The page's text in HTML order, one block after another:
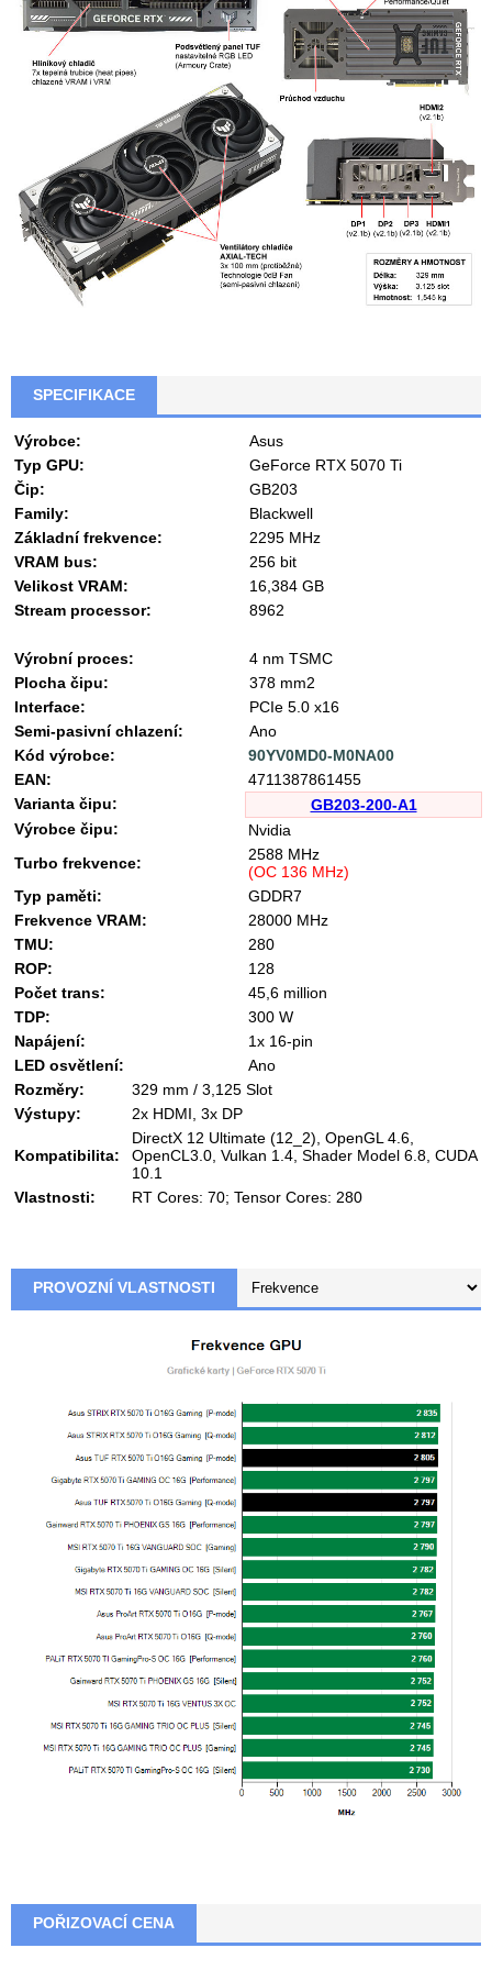
SPECIFIKACE
Výrobce:
Asus
Typ GPU:
GeForce RTX 5070 Ti
Čip:
GB203
Family:
Blackwell
Základní frekvence:
2295 MHz
VRAM bus:
256 bit
Velikost VRAM:
16,384 GB
Stream processor:
8962
Výrobní proces:
4 nm TSMC
Plocha čipu:
378 mm2
Interface:
PCIe 5.0 x16
Semi-pasivní chlazení:
Ano
Kód výrobce:
90YV0MD0-M0NA00
EAN:
4711387861455
Varianta čipu:
GB203-200-A1
Výrobce čipu:
Nvidia
Turbo frekvence:
2588 MHz
(OC 136 MHz)
Typ paměti:
GDDR7
Frekvence VRAM:
28000 MHz
TMU:
280
ROP:
128
Počet trans:
45,6 million
TDP:
300 W
Napájení:
1x 16-pin
LED osvětlení:
Ano
Rozměry:
329 mm / 3,125 Slot
Výstupy:
2x HDMI, 3x DP
Kompatibilita:
DirectX 12 Ultimate (12_2), OpenGL 4.6,
OpenCL3.0, Vulkan 1.4, Shader Model 6.8, CUDA
10.1
Vlastnosti:
RT Cores: 70; Tensor Cores: 280
PROVOZNÍ VLASTNOSTI
POŘIZOVACÍ CENA